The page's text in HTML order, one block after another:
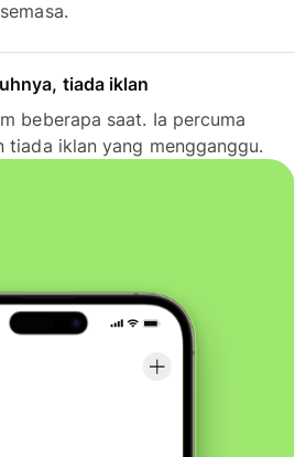
tiada iklan
beberapa saat. Ia percuma
tiada iklan yang mengganggu.